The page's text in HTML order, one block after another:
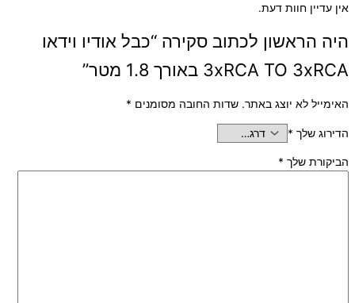
אין עדיין חוות דעת.
היה הראשון לכתוב סקירה “כבל אודיו וידאו
3xRCA TO 3xRCA באורך 1.8 מטר”
האימייל לא יוצג באתר. שדות החובה מסומנים *
הדירוג שלך *
הביקורת שלך *